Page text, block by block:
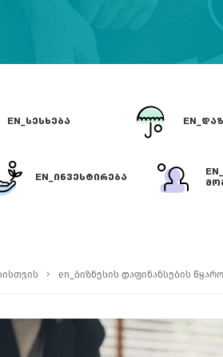
EN_ᲡᲔᲡᲮᲔᲑᲐ
EN_ᲘᲜᲕᲔᲡᲢᲘᲠᲔᲑᲐ
en_ბიზნესის დაფინანსების